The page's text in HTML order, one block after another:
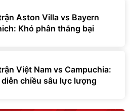
Aston Villa vs Bayern
Khó phân thắng bại
Việt Nam vs Campuchia:
diễn chiều sâu lực lượng